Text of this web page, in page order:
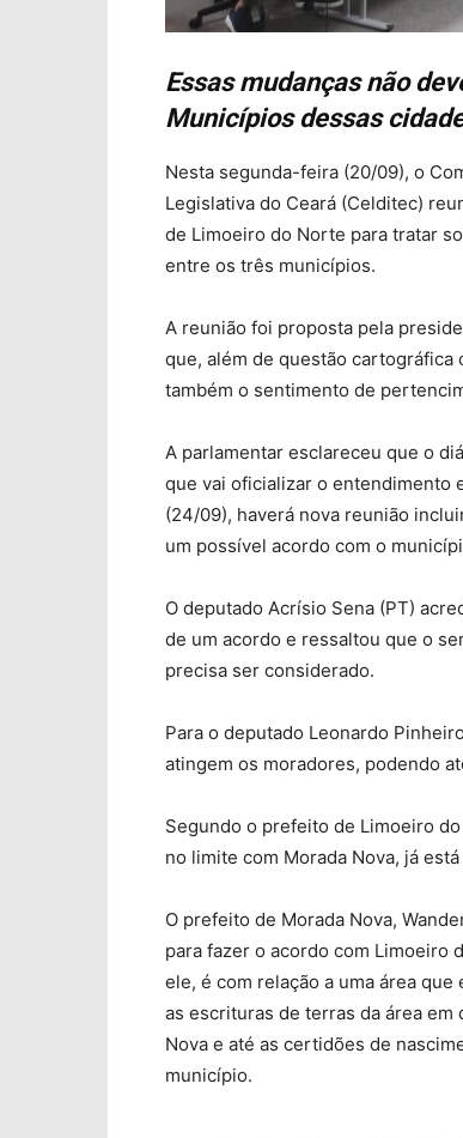
Essas mudanças não
Municípios dessas
Nesta segunda-feira (20/09), o
Legislativa do Ceará (Celditec)
de Limoeiro do Norte para tratar
entre os três municípios.
A reunião foi proposta pela
que, além de questão
também o sentimento de
A parlamentar esclareceu que o
que vai oficializar o entendimento
(24/09), haverá nova reunião
um possível acordo com o
O deputado Acrísio Sena (PT)
de um acordo e ressaltou que o
precisa ser considerado.
Para o deputado Leonardo
atingem os moradores, podendo
Segundo o prefeito de Limoeiro
no limite com Morada Nova, já
O prefeito de Morada Nova,
para fazer o acordo com Limoeiro
ele, é com relação a uma área
as escrituras de terras da área
Nova e até as certidões de
município.